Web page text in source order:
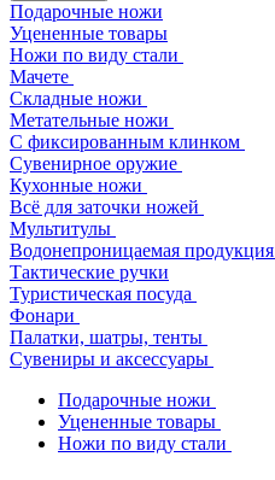
Подарочные ножи
Уцененные товары
Ножи по виду стали
Мачете
Складные ножи
Метательные ножи
С фиксированным клинком
Сувенирное оружие
Кухонные ножи
Всё для заточки ножей
Мультитулы
Водонепроницаемая продукция
Тактические ручки
Туристическая посуда
Фонари
Палатки, шатры, тенты
Сувениры и аксессуары
Подарочные ножи
Уцененные товары
Ножи по виду стали